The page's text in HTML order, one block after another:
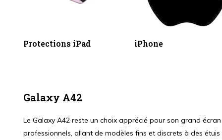
Protections iPad iPhone
Galaxy A42
Le Galaxy A42 reste un choix apprécié pour son grand
professionnels, allant de modèles fins et discrets à des